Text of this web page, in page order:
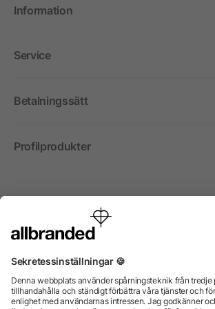
Information
Service
Betalningssätt
Profilprodukter
Internationellt